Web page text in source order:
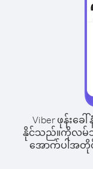
Viber ဖုန်းခ
နိုင်သည်။ကိုလမ်ဘီ
အောက်ပါအတိုင်း